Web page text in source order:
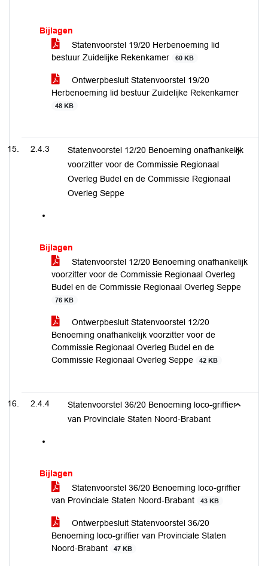
Bijlagen
Statenvoorstel 19/20 Herbenoeming lid
bestuur Zuidelijke Rekenkamer
60 KB
Ontwerpbesluit Statenvoorstel 19/20
Herbenoeming lid bestuur Zuidelijke Rekenkamer
48 KB
2.4.3
Statenvoorstel 12/20 Benoeming onafhankelijk
voorzitter voor de Commissie Regionaal
Overleg Budel en de Commissie Regionaal
Overleg Seppe
Bijlagen
Statenvoorstel 12/20 Benoeming onafhankelijk
voorzitter voor de Commissie Regionaal Overleg
Budel en de Commissie Regionaal Overleg Seppe
76 KB
Ontwerpbesluit Statenvoorstel 12/20
Benoeming onafhankelijk voorzitter voor de
Commissie Regionaal Overleg Budel en de
Commissie Regionaal Overleg Seppe
42 KB
2.4.4
Statenvoorstel 36/20 Benoeming loco-griffier
van Provinciale Staten Noord-Brabant
Bijlagen
Statenvoorstel 36/20 Benoeming loco-griffier
van Provinciale Staten Noord-Brabant
43 KB
Ontwerpbesluit Statenvoorstel 36/20
Benoeming loco-griffier van Provinciale Staten
Noord-Brabant
47 KB